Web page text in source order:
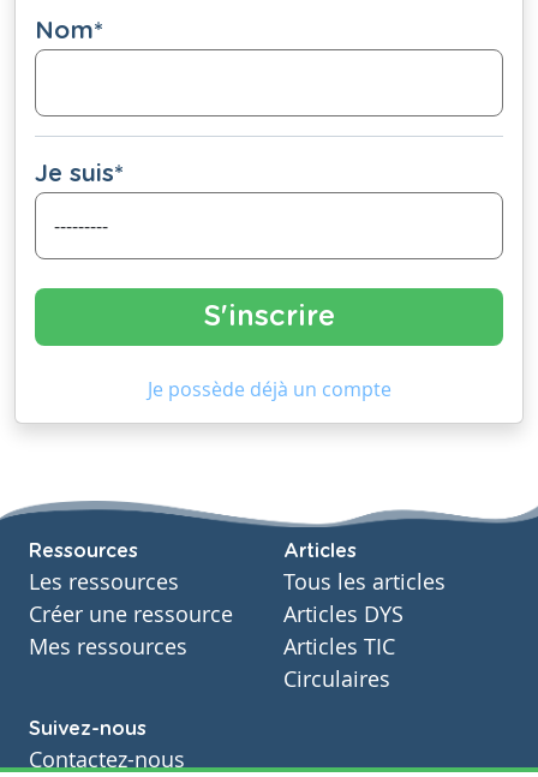
Nom*
Je suis*
Je possède déjà un compte
Ressources
Les ressources
Créer une ressource
Mes ressources
Articles
Tous les articles
Articles DYS
Articles TIC
Circulaires
Suivez-nous
Contactez-nous